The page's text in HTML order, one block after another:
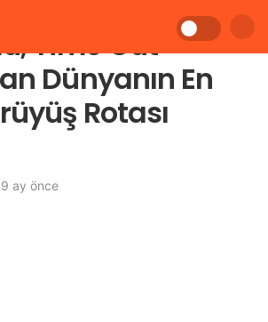
Time Out
Dünyanın En
Rotası
9 ay önce